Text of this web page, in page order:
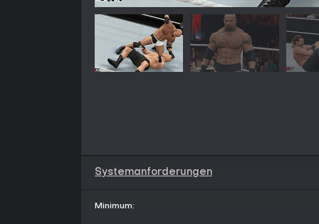
Systemanforderungen
Minimum: